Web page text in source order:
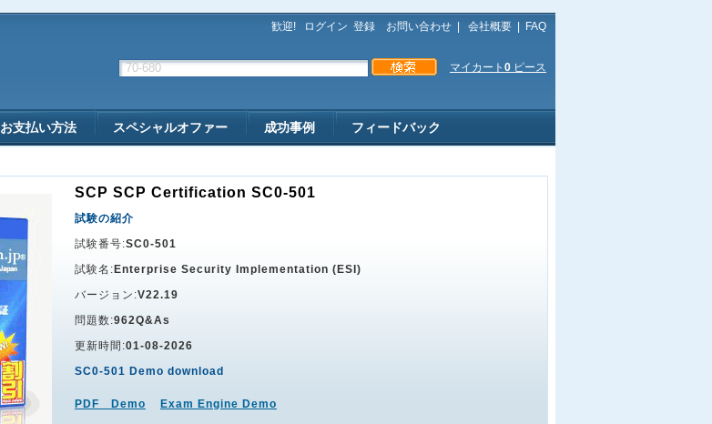
歓迎! ログイン 登録 お問い合わせ 会社概要 FAQ
マイカート 0 ピース
お支払い方法 スペシャルオファー 成功事例 フィードバック
SCP SCP Certification SC0-501
試験の紹介
試験番号:SC0-501
試験名: Enterprise Security Implementation (ESI)
バージョン:V22.19
問題数:962Q&As
更新時間:01-08-2026
SC0-501 Demo download
PDF Demo Exam Engine Demo